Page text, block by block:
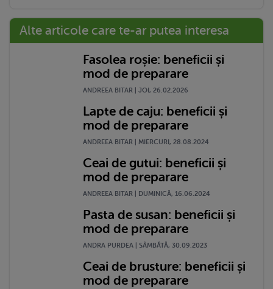
Alte articole care te-ar putea interesa
Fasolea roșie: beneficii și
mod de preparare
ANDREEA BITAR | JOI, 26.02.2026
Lapte de caju: beneficii și
mod de preparare
ANDREEA BITAR | MIERCURI, 28.08.2024
Ceai de gutui: beneficii și
mod de preparare
ANDREEA BITAR | DUMINICĂ, 16.06.2024
Pasta de susan: beneficii și
mod de preparare
ANDRA PURDEA | SÂMBĂTĂ, 30.09.2023
Ceai de brusture: beneficii și
mod de preparare